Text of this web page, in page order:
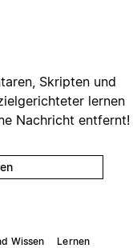
Skripten und
lernen
Nachricht entfernt!
Wissen Lernen